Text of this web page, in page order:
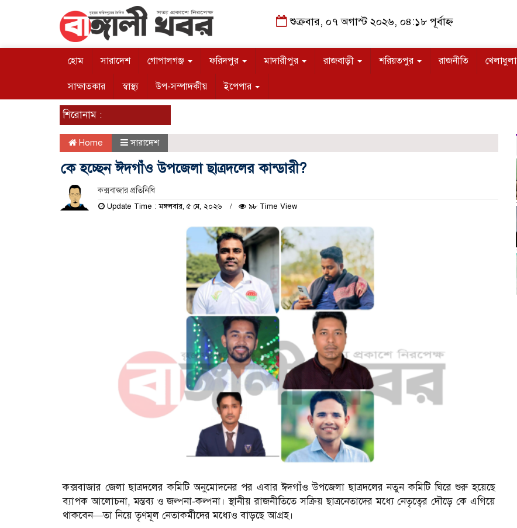
শুক্রবার, ০৭ অগাস্ট ২০২৬, ০৪:১৮ পূর্বাহ্ন
হোম সারাদেশ গোপালগঞ্জ ফরিদপুর মাদারীপুর রাজবাড়ী শরিয়তপুর রাজনীতি খেলাধুলা
সাক্ষাতকার স্বাস্থ্য উপ-সম্পাদকীয় ইপেপার
শিরোনাম :
Home সারাদেশ
কে হচ্ছেন ঈদগাঁও উপজেলা ছাত্রদলের কান্ডারী?
কক্সবাজার প্রতিনিধি
Update Time : মঙ্গলবার, ৫ মে, ২০২৬ ৯৮ Time View
কক্সবাজার জেলা ছাত্রদলের কমিটি অনুমোদনের পর এবার ঈদগাঁও উপজেলা ছাত্রদলের নতুন কমিটি ঘিরে শুরু হয়েছে
ব্যাপক আলোচনা, মন্তব্য ও জল্পনা-কল্পনা। স্থানীয় রাজনীতিতে সক্রিয় ছাত্রনেতাদের মধ্যে নেতৃত্বের দৌড়ে কে এগিয়ে
থাকবেন—তা নিয়ে তৃণমূল নেতাকর্মীদের মধ্যেও বাড়ছে আগ্রহ।